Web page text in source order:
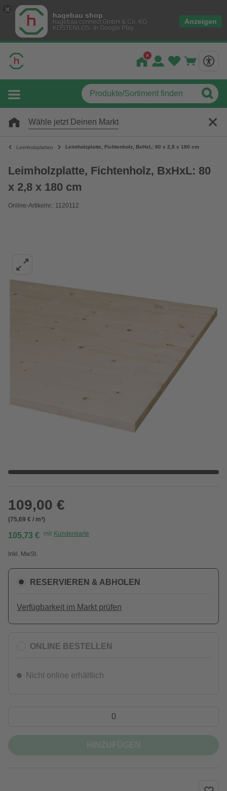
hagebau shop
hagebau connect GmbH & Co. KG
KOSTENLOS- In Google Play
Anzeigen
Wähle jetzt Deinen Markt
Leimholzplatten Leimholzplatte, Fichtenholz, BxHxL: 80 x 2,8 x 180 cm
Leimholzplatte, Fichtenholz, BxHxL: 80
x 2,8 x 180 cm
Online-Artikelnr.: 1120112
109,00 €
(75,69 € / m²)
105,73 € mit Kundenkarte
Inkl. MwSt.
RESERVIEREN & ABHOLEN
Verfügbarkeit im Markt prüfen
ONLINE BESTELLEN
Nicht online erhältlich